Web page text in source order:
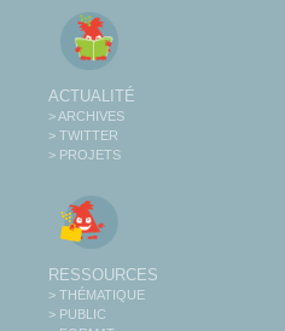
ACTUALITÉ
> ARCHIVES
> TWITTER
> PROJETS
RESSOURCES
> THÉMATIQUE
> PUBLIC